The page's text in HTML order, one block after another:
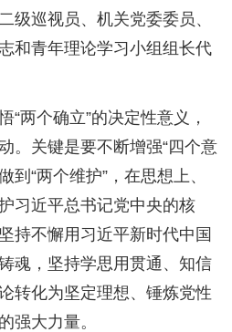
级巡视员、机关党委委员、
和青年理论学习小组组长代
个确立”的决定性意义，
。关键是要不断增强“四个意
到“两个维护”，在思想上、
习近平总书记党中央的核
持不懈用习近平新时代中国
魂，坚持学思用贯通、知信
转化为坚定理想、锤炼党性
强大力量。